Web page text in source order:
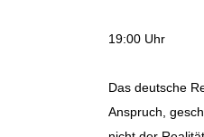
19:00 Uhr
Das deutsche
Anspruch,